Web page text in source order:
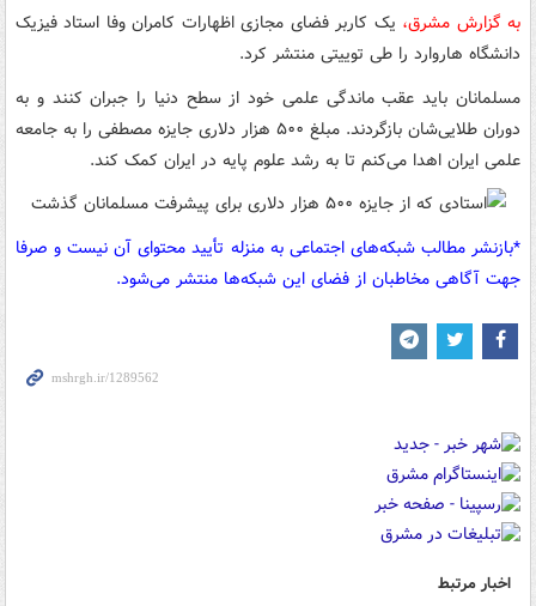
به گزارش مشرق، یک کاربر فضای مجازی اظهارات ‏کامران وفا استاد فیزیک
دانشگاه هاروارد را طی توییتی منتشر کرد.
مسلمانان باید عقب ماندگی علمی خود از سطح دنیا را جبران کنند و به
دوران طلایی‌شان بازگردند. مبلغ ۵۰۰ هزار دلاری جایزه مصطفی را به جامعه
علمی ایران اهدا می‌کنم تا به رشد علوم پایه در ‎ایران کمک کند.
*بازنشر مطالب شبکه‌های اجتماعی به منزله تأیید محتوای آن نیست و صرفا
جهت آگاهی مخاطبان از فضای این شبکه‌ها منتشر می‌شود.
اخبار مرتبط